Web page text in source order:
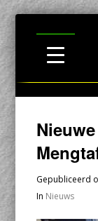
Gepubliceerd
In Nieuws